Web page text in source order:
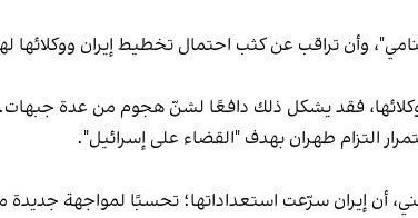
ووكلائها، فقد يشكل ذلك دافعًا لشنّ هجوم من عدة
التزام طهران بهدف "القضاء على إسرائيل".